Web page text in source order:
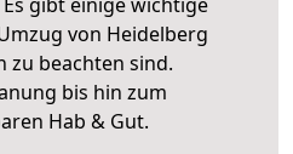
von Heidelberg
zu beachten sind.
bis hin zum
Hab & Gut.